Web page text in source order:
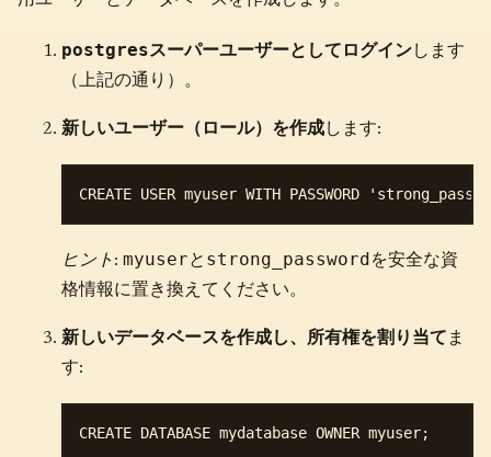
postgresスーパーユーザーとしてログインします
（上記の通り）。
新しいユーザー（ロール）を作成します:
ヒント : myuserと strong_passwordを安全な資
格情報に置き換えてください。
新しいデータベースを作成し、所有権を割り当て ま
す: